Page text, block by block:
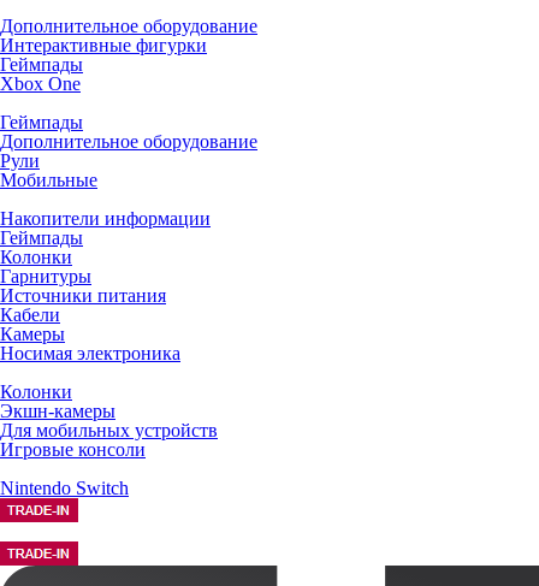
Дополнительное оборудование
Интерактивные фигурки
Геймпады
Xbox One
Геймпады
Дополнительное оборудование
Рули
Мобильные
Накопители информации
Геймпады
Колонки
Гарнитуры
Источники питания
Кабели
Камеры
Носимая электроника
Колонки
Экшн-камеры
Для мобильных устройств
Игровые консоли
Nintendo Switch